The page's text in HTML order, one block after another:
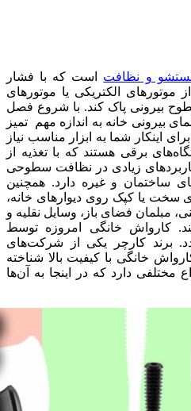
و نظافت است که با فشار
موتورهای الکتریکی یا موتورهای
بیرونی پاک کند. با شروع فصل
بیرونی خانه به اندازه مهم تمیز
اینکار شما به ابزار مناسب نیاز
برقی هستند که با تغذیه از
زیادی در نظافت سطوحی
ساختمان و غیره دارد. همچنین
سخت یا کپک روی دیوارهای خانه،
مبلمان فضای باز، وسایل نقلیه و
کارواش خانگی امروزه توسط
برند کارچر یکی از شرکت‌های
خانگی با کیفیت بالا شناخته
دارد که در اینجا به آن‌ها